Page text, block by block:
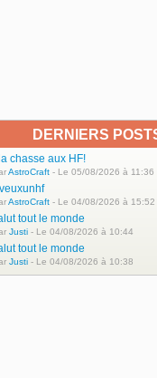
DERNIERS
chasse aux HF!
AstroCraft- Le 05/08/2026 à 11:36
AstroCraft- Le 04/08/2026 à 15:52
tout le monde
Justi- Le 04/08/2026 à 10:44
tout le monde
Justi- Le 04/08/2026 à 10:38